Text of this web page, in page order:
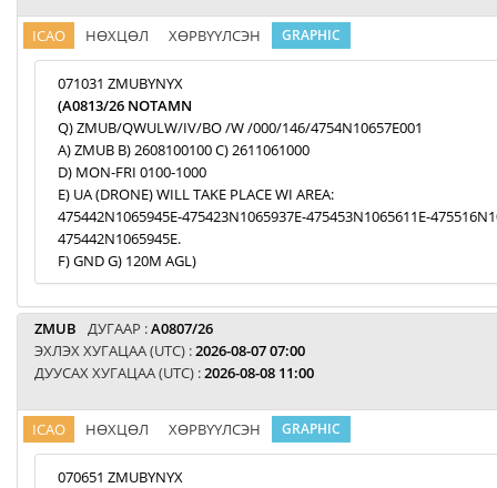
ICAO НӨХЦӨЛ ХӨРВҮҮЛСЭН GRAPHIC
071031 ZMUBYNYX
(A0813/26 NOTAMN
Q) ZMUB/QWULW/IV/BO /W /000/146/4754N10657E001
A) ZMUB B) 2608100100 C) 2611061000
D) MON-FRI 0100-1000
E) UA (DRONE) WILL TAKE PLACE WI AREA:
475442N1065945E-475423N1065937E-475453N1065611E-
475442N1065945E.
F) GND G) 120M AGL)
ZMUB ДУГААР :A0807/26
ЭХЛЭХ ХУГАЦАА (UTC) :2026-08-07 07:00
ДУУСАХ ХУГАЦАА (UTC) :2026-08-08 11:00
ICAO НӨХЦӨЛ ХӨРВҮҮЛСЭН GRAPHIC
070651 ZMUBYNYX